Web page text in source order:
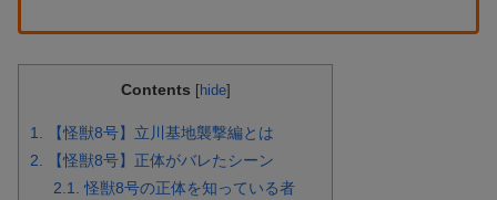
Contents [hide]
1. 【怪獣8号】立川基地襲撃編とは
2. 【怪獣8号】正体がバレたシーン
2.1. 怪獣8号の正体を知っている者